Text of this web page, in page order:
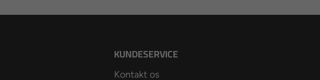
KUNDESERVICE
Kontakt os